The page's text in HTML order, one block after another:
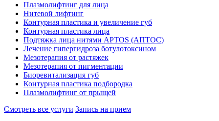
Плазмолифтинг для лица
Нитевой лифтинг
Контурная пластика и увеличение губ
Контурная пластика лица
Подтяжка лица нитями APTOS (АПТОС)
Лечение гипергидроза ботулотоксином
Мезотерапия от растяжек
Мезотерапия от пигментации
Биоревитализация губ
Контурная пластика подбородка
Плазмолифтинг от прыщей
Смотреть все услуги Запись на прием